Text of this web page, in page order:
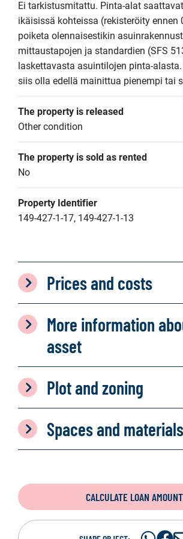
Ei tarkistusmitattu. Pinta-alat
ikäisissä kohteissa (rekisteröity ennen
poiketa olennaisestikin
mittaustapojen ja standardien (SFS
laskettavasta asuintilojen pinta-
siis olla edellä mainittua pienempi tai
The property is released
Other condition
The property is sold as rented
No
Property Identifier
149-427-1-17, 149-427-1-13
Prices and costs
More information
asset
Plot and zoning
Spaces and materials
CALCULATE LOAN AMOUNT